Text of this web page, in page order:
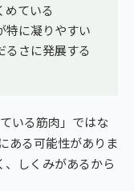
めている
特に凝りやすい
るさに発展する
いる筋肉」ではな
にある可能性がありま
、しくみがあるから